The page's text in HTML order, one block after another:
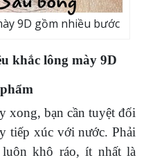
9D gồm nhiều bước
khắc lông mày 9D
xong, bạn cần tuyệt đối
tiếp xúc với nước. Phải
khô ráo, ít nhất là